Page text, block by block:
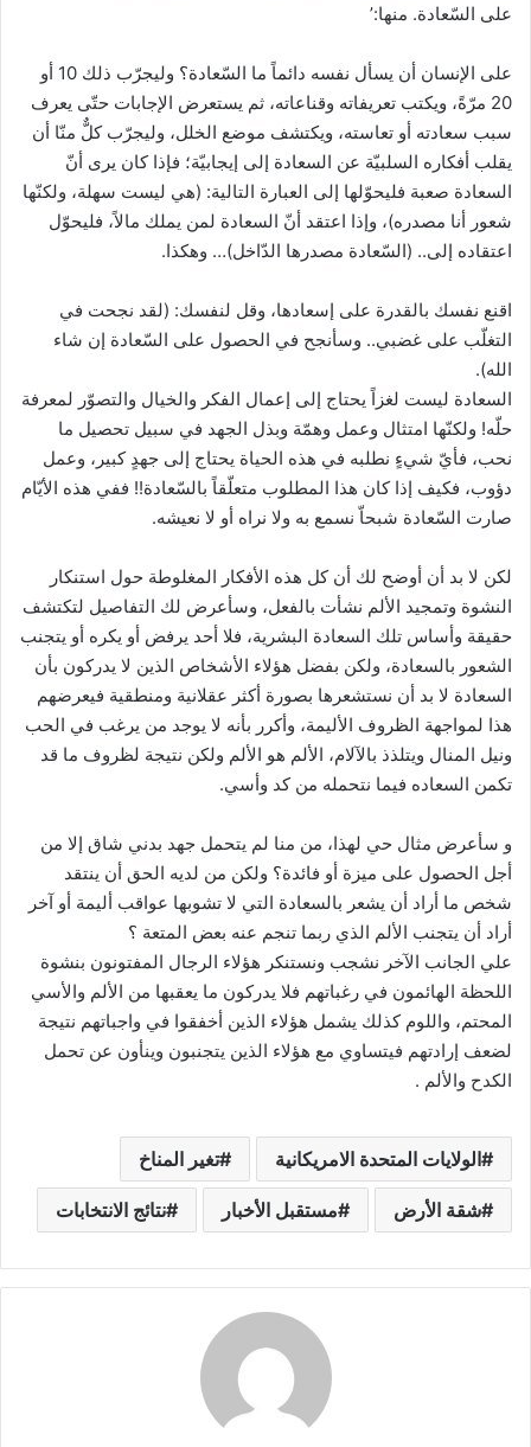
على السّعادة. منها:’
على الإنسان أن يسأل نفسه دائماً ما السّعادة؟ وليجرّب ذلك 10 أو
20 مرّةً، ويكتب تعريفاته وقناعاته، ثم يستعرض الإجابات حتّى يعرف
سبب سعادته أو تعاسته، ويكتشف موضع الخلل، وليجرّب كلٌّ منّا أن
يقلب أفكاره السلبيّة عن السعادة إلى إيجابيّة؛ فإذا كان يرى أنّ
السعادة صعبة فليحوّلها إلى العبارة التالية: (هي ليست سهلة، ولكنّها
شعور أنا مصدره)، وإذا اعتقد أنّ السعادة لمن يملك مالاً، فليحوّل
اعتقاده إلى.. (السّعادة مصدرها الدّاخل)… وهكذا.
اقنع نفسك بالقدرة على إسعادها، وقل لنفسك: (لقد نجحت في
التغلّب على غضبي.. وسأنجح في الحصول على السّعادة إن شاء
الله).
السعادة ليست لغزاً يحتاج إلى إعمال الفكر والخيال والتصوّر لمعرفة
حلّه! ولكنّها امتثال وعمل وهمّة وبذل الجهد في سبيل تحصيل ما
نحب، فأيّ شيءٍ نطلبه في هذه الحياة يحتاج إلى جهدٍ كبير، وعمل
دؤوب، فكيف إذا كان هذا المطلوب متعلّقاً بالسّعادة!! ففي هذه الأيّام
صارت السّعادة شبحاّ نسمع به ولا نراه أو لا نعيشه.
لكن لا بد أن أوضح لك أن كل هذه الأفكار المغلوطة حول استنكار
النشوة وتمجيد الألم نشأت بالفعل، وسأعرض لك التفاصيل لتكتشف
حقيقة وأساس تلك السعادة البشرية، فلا أحد يرفض أو يكره أو يتجنب
الشعور بالسعادة، ولكن بفضل هؤلاء الأشخاص الذين لا يدركون بأن
السعادة لا بد أن نستشعرها بصورة أكثر عقلانية ومنطقية فيعرضهم
هذا لمواجهة الظروف الأليمة، وأكرر بأنه لا يوجد من يرغب في الحب
ونيل المنال ويتلذذ بالآلام، الألم هو الألم ولكن نتيجة لظروف ما قد
تكمن السعاده فيما نتحمله من كد وأسي.
و سأعرض مثال حي لهذا، من منا لم يتحمل جهد بدني شاق إلا من
أجل الحصول على ميزة أو فائدة؟ ولكن من لديه الحق أن ينتقد
شخص ما أراد أن يشعر بالسعادة التي لا تشوبها عواقب أليمة أو آخر
أراد أن يتجنب الألم الذي ربما تنجم عنه بعض المتعة ؟
علي الجانب الآخر نشجب ونستنكر هؤلاء الرجال المفتونون بنشوة
اللحظة الهائمون في رغباتهم فلا يدركون ما يعقبها من الألم والأسي
المحتم، واللوم كذلك يشمل هؤلاء الذين أخفقوا في واجباتهم نتيجة
لضعف إرادتهم فيتساوي مع هؤلاء الذين يتجنبون وينأون عن تحمل
الكدح والألم .
الولايات المتحدة الامريكانية تغير المناخ
شقة الأرض مستقبل الأخبار نتائج الانتخابات